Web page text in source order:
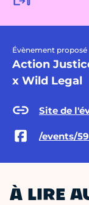
Évènement proposé
Action
x Wild Legal
Site de
/events/
À LIRE